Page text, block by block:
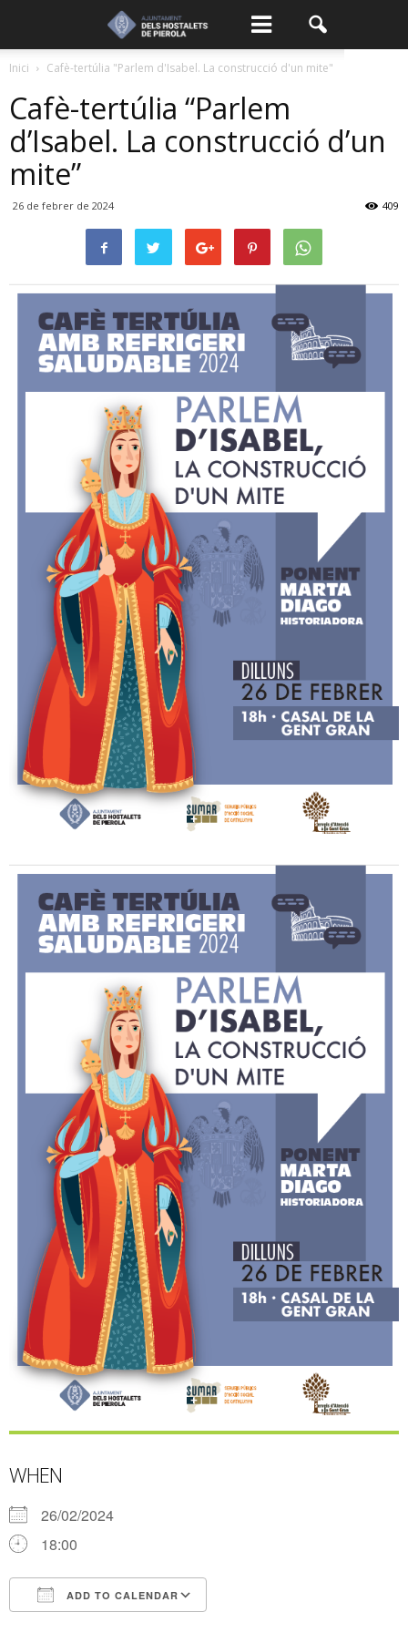
Inici Cafè-tertúlia "Parlem d'Isabel. La construcció d'un mite"
Cafè-tertúlia “Parlem
d’Isabel. La construcció d’un
mite”
26 de febrer de 2024 409
WHEN
26/02/2024
18:00
ADD TO CALENDAR